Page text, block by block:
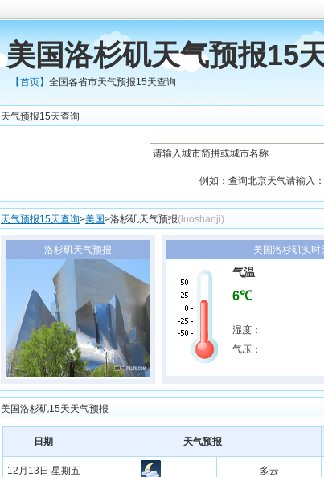
美国洛杉矶天气预报15
【首页】 全国各省市天气预报15天查询
天气预报15天查询
例如：查询北京天气请输入：
天气预报15天查询>美国>洛杉矶天气预报(luoshanji)
洛杉矶天气预报 美国洛杉矶实时
气温
6℃
湿度：
气压：
美国洛杉矶15天天气预报
日期 天气预报
12月13日 星期五 多云